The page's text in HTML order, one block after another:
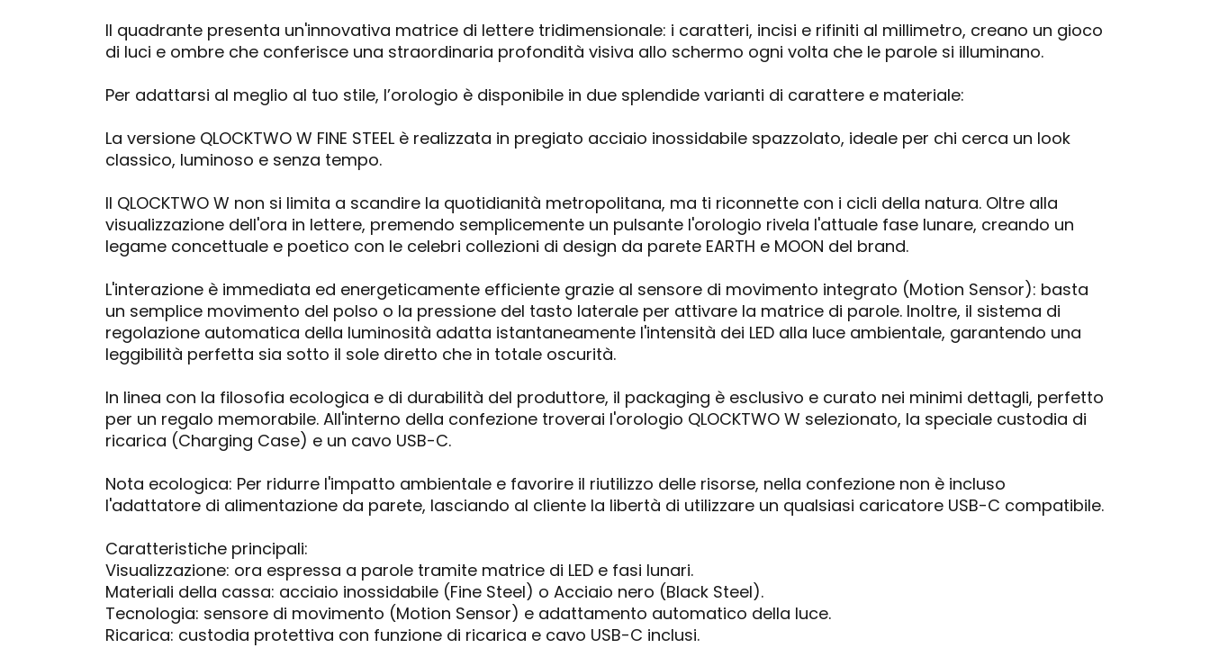
Il quadrante presenta un'innovativa matrice di lettere tridimensionale: i caratteri, incisi e rifiniti al millimetro, creano un gioco
di luci e ombre che conferisce una straordinaria profondità visiva allo schermo ogni volta che le parole si illuminano.
Per adattarsi al meglio al tuo stile, l’orologio è disponibile in due splendide varianti di carattere e materiale:
La versione QLOCKTWO W FINE STEEL è realizzata in pregiato acciaio inossidabile spazzolato, ideale per chi cerca un look
classico, luminoso e senza tempo.
Il QLOCKTWO W non si limita a scandire la quotidianità metropolitana, ma ti riconnette con i cicli della natura. Oltre alla
visualizzazione dell'ora in lettere, premendo semplicemente un pulsante l'orologio rivela l'attuale fase lunare, creando un
legame concettuale e poetico con le celebri collezioni di design da parete EARTH e MOON del brand.
L'interazione è immediata ed energeticamente efficiente grazie al sensore di movimento integrato (Motion Sensor): basta
un semplice movimento del polso o la pressione del tasto laterale per attivare la matrice di parole. Inoltre, il sistema di
regolazione automatica della luminosità adatta istantaneamente l'intensità dei LED alla luce ambientale, garantendo una
leggibilità perfetta sia sotto il sole diretto che in totale oscurità.
In linea con la filosofia ecologica e di durabilità del produttore, il packaging è esclusivo e curato nei minimi dettagli, perfetto
per un regalo memorabile. All'interno della confezione troverai l'orologio QLOCKTWO W selezionato, la speciale custodia di
ricarica (Charging Case) e un cavo USB-C.
Nota ecologica: Per ridurre l'impatto ambientale e favorire il riutilizzo delle risorse, nella confezione non è incluso
l'adattatore di alimentazione da parete, lasciando al cliente la libertà di utilizzare un qualsiasi caricatore USB-C compatibile.
Caratteristiche principali:
Visualizzazione: ora espressa a parole tramite matrice di LED e fasi lunari.
Materiali della cassa: acciaio inossidabile (Fine Steel) o Acciaio nero (Black Steel).
Tecnologia: sensore di movimento (Motion Sensor) e adattamento automatico della luce.
Ricarica: custodia protettiva con funzione di ricarica e cavo USB-C inclusi.